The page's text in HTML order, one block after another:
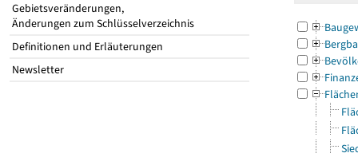
Gebietsveränderungen,
Änderungen zum Schlüsselverzeichnis
Definitionen und Erläuterungen
Newsletter